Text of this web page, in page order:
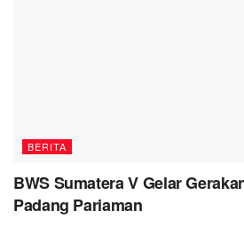
BERITA
BWS Sumatera V Gelar
Padang Pariaman